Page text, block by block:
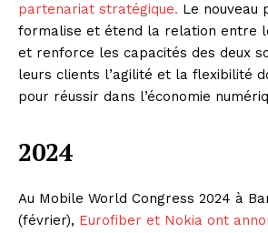
partenariat stratégique. Le nouveau
formalise et étend la relation entre
et renforce les capacités des deux
leurs clients l’agilité et la flexibilité
pour réussir dans l’économie
2024
Au Mobile World Congress 2024 à
(février), Eurofiber et Nokia ont